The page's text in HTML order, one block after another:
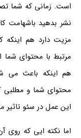
است. زمانی که شما
نشر بدهید باشهامت
مزیت دارد هم اینکه
مرتبط با محتوای شما
هم اینکه باعث می
محتوای شما و مطلبی
این عمل در سئو تاثیر
اما نکته ایی که روی